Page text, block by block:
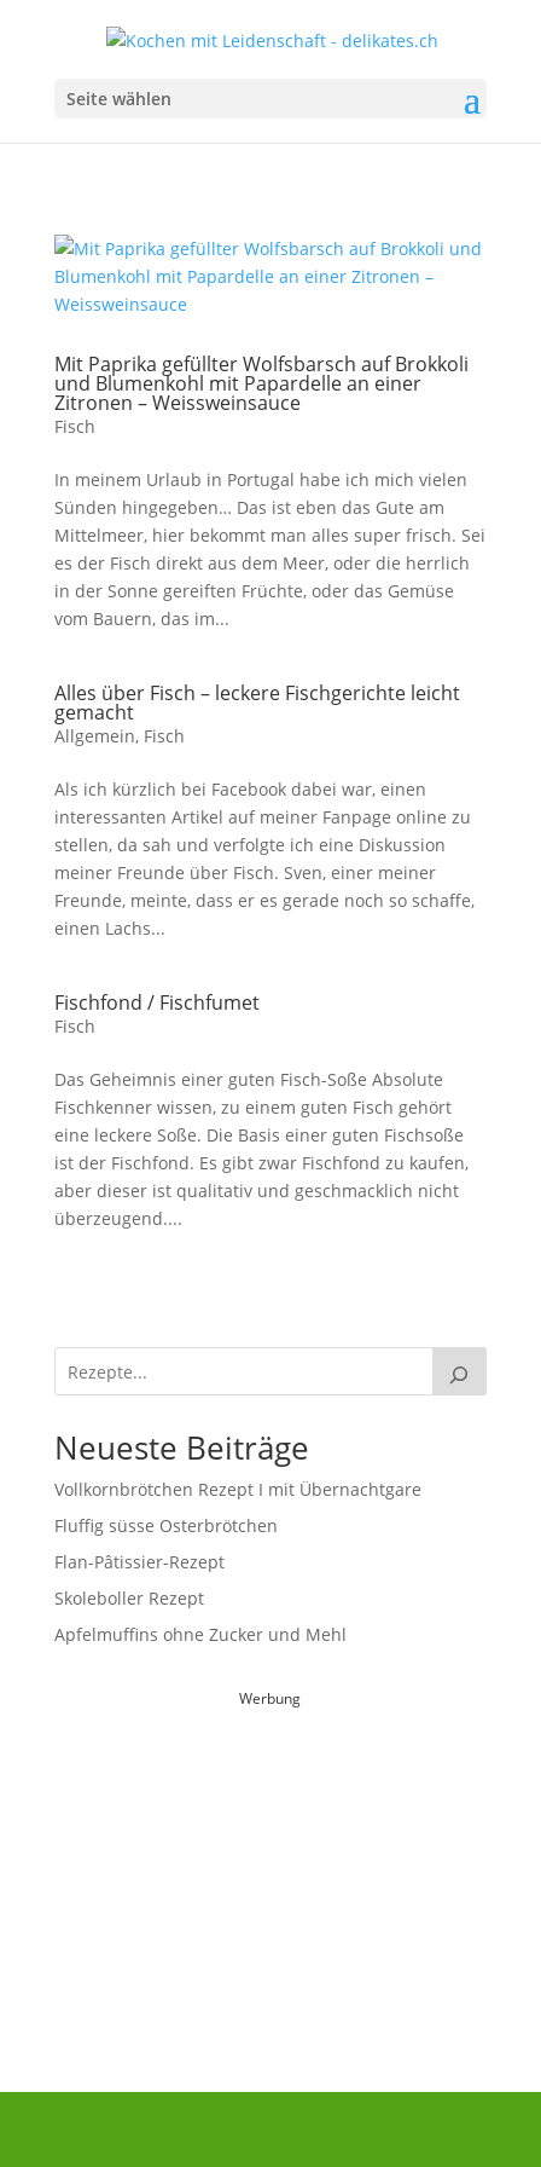
Seite wählen
Mit Paprika gefüllter Wolfsbarsch auf Brokkoli
und Blumenkohl mit Papardelle an einer
Zitronen – Weissweinsauce
Fisch
In meinem Urlaub in Portugal habe ich mich vielen
Sünden hingegeben… Das ist eben das Gute am
Mittelmeer, hier bekommt man alles super frisch. Sei
es der Fisch direkt aus dem Meer, oder die herrlich
in der Sonne gereiften Früchte, oder das Gemüse
vom Bauern, das im...
Alles über Fisch – leckere Fischgerichte leicht
gemacht
Allgemein, Fisch
Als ich kürzlich bei Facebook dabei war, einen
interessanten Artikel auf meiner Fanpage online zu
stellen, da sah und verfolgte ich eine Diskussion
meiner Freunde über Fisch. Sven, einer meiner
Freunde, meinte, dass er es gerade noch so schaffe,
einen Lachs...
Fischfond / Fischfumet
Fisch
Das Geheimnis einer guten Fisch-Soße Absolute
Fischkenner wissen, zu einem guten Fisch gehört
eine leckere Soße. Die Basis einer guten Fischsoße
ist der Fischfond. Es gibt zwar Fischfond zu kaufen,
aber dieser ist qualitativ und geschmacklich nicht
überzeugend....
Neueste Beiträge
Vollkornbrötchen Rezept I mit Übernachtgare
Fluffig süsse Osterbrötchen
Flan-Pâtissier-Rezept
Skoleboller Rezept
Apfelmuffins ohne Zucker und Mehl
Werbung